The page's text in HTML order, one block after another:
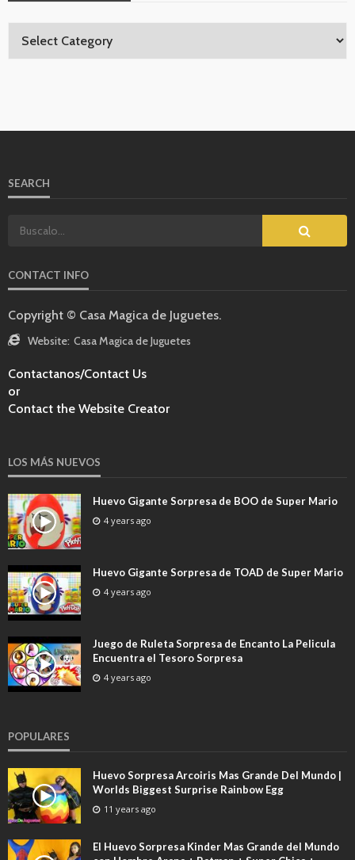
SEARCH
CONTACT INFO
Copyright © Casa Magica de Juguetes.
Website: Casa Magica de Juguetes
Contactanos/Contact Us
or
Contact the Website Creator
LOS MÁS NUEVOS
Huevo Gigante Sorpresa de BOO de Super Mario
4 years ago
Huevo Gigante Sorpresa de TOAD de Super Mario
4 years ago
Juego de Ruleta Sorpresa de Encanto La Pelicula
Encuentra el Tesoro Sorpresa
4 years ago
POPULARES
Huevo Sorpresa Arcoiris Mas Grande Del Mundo |
Worlds Biggest Surprise Rainbow Egg
11 years ago
El Huevo Sorpresa Kinder Mas Grande del Mundo